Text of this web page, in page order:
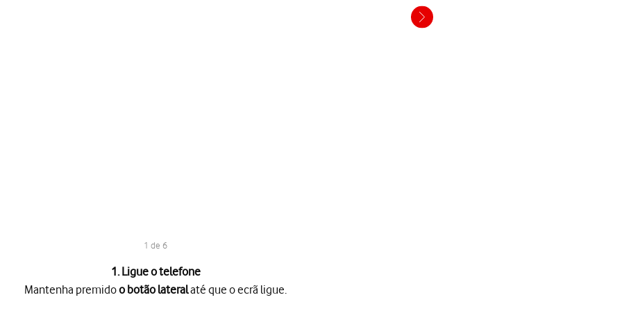
1 de 6
1. Ligue o telefone
Mantenha premidoo botão lateralaté que o ecrã ligue.